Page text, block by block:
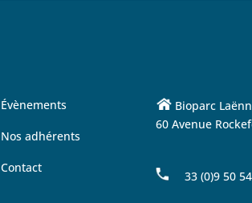
Évènements
Nos adhérents
Contact
Bioparc
60 Avenue
33 (0)9 50